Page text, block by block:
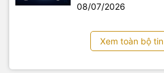
08/07/2026
Xem toàn bộ tin